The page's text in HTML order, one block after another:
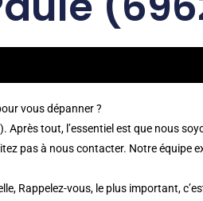
vous dépanner ?
Après tout, l’essentiel est que nous
pas à nous contacter. Notre équipe
Rappelez-vous, le plus important,